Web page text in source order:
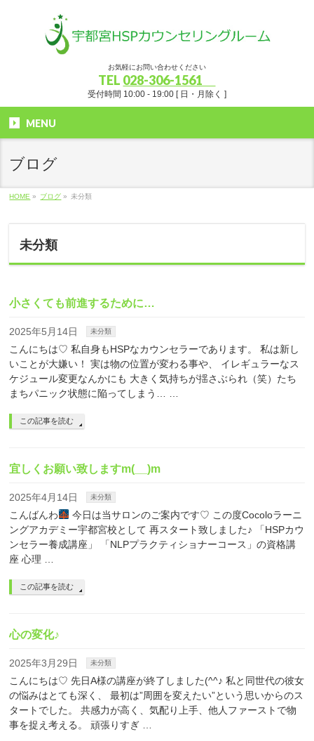
お気軽にお問い合わせください
TEL 028-306-1561
受付時間 10:00 - 19:00 [ 日・月除く ]
MENU
ブログ
HOME » ブログ » 未分類
未分類
小さくても前進するために…
2025年5月14日 未分類
こんにちは♡ 私自身もHSPなカウンセラーであります。 私は新し
いことが大嫌い！ 実は物の位置が変わる事や、 イレギュラーなス
ケジュール変更なんかにも 大きく気持ちが揺さぶられ（笑）たち
まちパニック状態に陥ってしまう… …
この記事を読む
宜しくお願い致しますm(__)m
2025年4月14日 未分類
こんばんわ
今日は当サロンのご案内です♡ この度Cocoloラーニ
ングアカデミー宇都宮校として 再スタート致しました♪ 「HSPカウ
ンセラー養成講座」 「NLPプラクティショナーコース」の資格講
座 心理 …
この記事を読む
心の変化♪
2025年3月29日 未分類
こんにちは♡ 先日A様の講座が終了しました(^^♪ 私と同世代の彼女
の悩みはとても深く、 最初は”周囲を変えたい”という思いからのス
タートでした。 共感力が高く、気配り上手、他人ファーストで物
事を捉え考える。 頑張りすぎ …